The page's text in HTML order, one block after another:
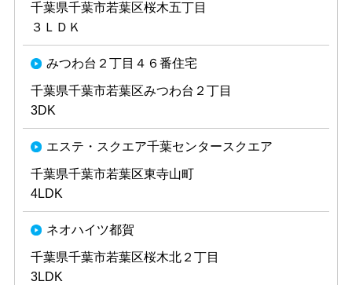
千葉県千葉市若葉区桜木五丁目
３ＬＤＫ
みつわ台２丁目４６番住宅
千葉県千葉市若葉区みつわ台２丁目
3DK
エステ・スクエア千葉センタースクエア
千葉県千葉市若葉区東寺山町
4LDK
ネオハイツ都賀
千葉県千葉市若葉区桜木北２丁目
3LDK